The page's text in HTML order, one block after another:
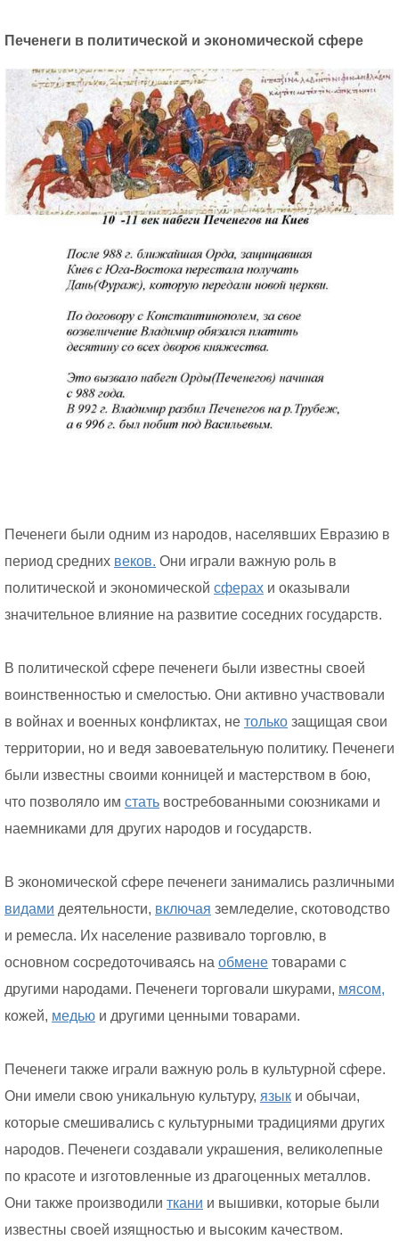
Печенеги в политической и экономической сфере
Печенеги были одним из народов, населявших Евразию в
период средних веков. Они играли важную роль в
политической и экономической сферах и оказывали
значительное влияние на развитие соседних государств.
В политической сфере печенеги были известны своей
воинственностью и смелостью. Они активно участвовали
в войнах и военных конфликтах, не только защищая свои
территории, но и ведя завоевательную политику. Печенеги
были известны своими конницей и мастерством в бою,
что позволяло им стать востребованными союзниками и
наемниками для других народов и государств.
В экономической сфере печенеги занимались различными
видами деятельности, включая земледелие, скотоводство
и ремесла. Их население развивало торговлю, в
основном сосредоточиваясь на обмене товарами с
другими народами. Печенеги торговали шкурами, мясом,
кожей, медью и другими ценными товарами.
Печенеги также играли важную роль в культурной сфере.
Они имели свою уникальную культуру, язык и обычаи,
которые смешивались с культурными традициями других
народов. Печенеги создавали украшения, великолепные
по красоте и изготовленные из драгоценных металлов.
Они также производили ткани и вышивки, которые были
известны своей изящностью и высоким качеством.